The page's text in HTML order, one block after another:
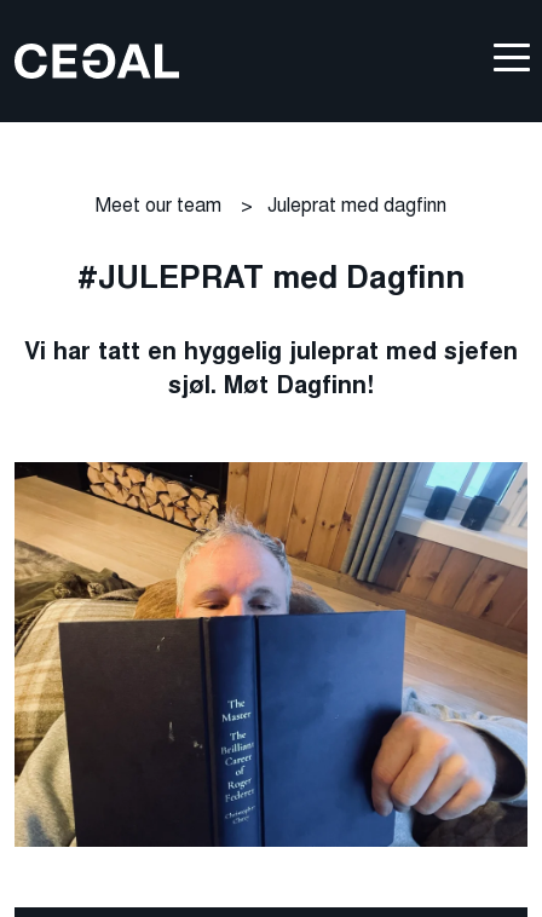
Meet our team > Juleprat med dagfinn
#JULEPRAT med Dagfinn
Vi har tatt en hyggelig juleprat med sjefen
sjøl. Møt Dagfinn!